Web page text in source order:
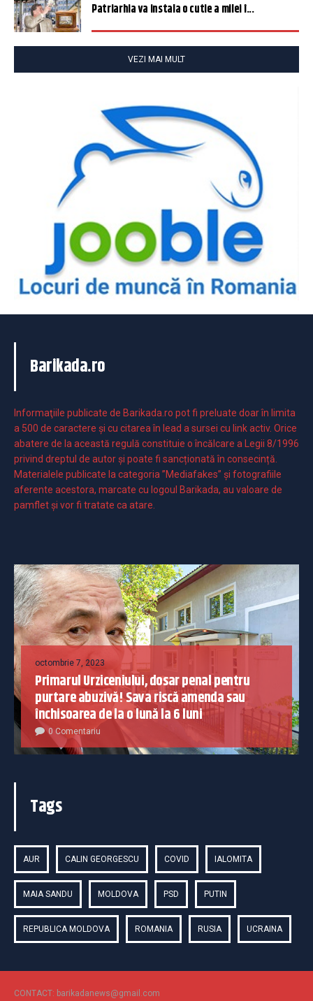
Patriarhia va instala o cutie a milei î...
VEZI MAI MULT
Barikada.ro
Informaţiile publicate de Barikada.ro pot fi preluate doar în limita
a 500 de caractere şi cu citarea în lead a sursei cu link activ. Orice
abatere de la această regulă constituie o încălcare a Legii 8/1996
privind dreptul de autor și poate fi sancționată în consecință.
Materialele publicate la categoria ”Mediafakes” și fotografiile
aferente acestora, marcate cu logoul Barikada, au valoare de
pamflet și vor fi tratate ca atare.
octombrie 7, 2023
Primarul Urziceniului, dosar penal pentru
purtare abuzivă! Sava riscă amenda sau
închisoarea de la o lună la 6 luni
0 Comentariu
Tags
AUR CALIN GEORGESCU COVID IALOMITA
MAIA SANDU MOLDOVA PSD PUTIN
REPUBLICA MOLDOVA ROMANIA RUSIA UCRAINA
CONTACT: barikadanews@gmail.com